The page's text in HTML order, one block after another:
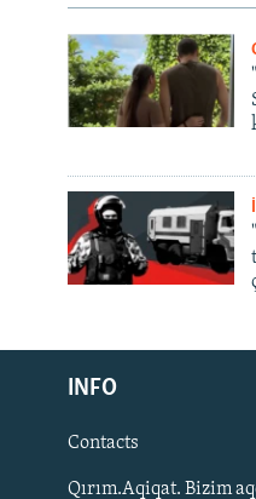
Русский
Українською
QOŞULIÑIZ!
INFO
Contacts
Qırım.Aqiqat. Bizim